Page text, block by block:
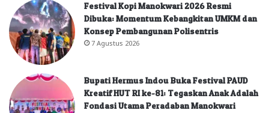
Festival Kopi Manokwari 2026 Resmi
Dibuka: Momentum Kebangkitan UMKM dan
Konsep Pembangunan Polisentris
7 Agustus 2026
Bupati Hermus Indou Buka Festival PAUD
Kreatif HUT RI ke-81: Tegaskan Anak Adalah
Fondasi Utama Peradaban Manokwari